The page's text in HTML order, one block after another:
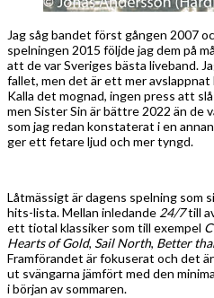
Jag såg bandet först gången 2007
spelningen 2015 följde jag dem på
att de var Sveriges bästa liveband.
fallet, men det är ett mer avslappnat
Kalla det mognad, ingen press att
men Sister Sin är bättre 2022 än de
som jag redan konstaterat i en
ger ett fetare ljud och mer tyngd.
Låtmässigt är dagens spelning som
hits-lista. Mellan inledande 24/7till
ett tiotal klassiker som till exempel
Hearts of Gold, Sail North, Better
Framförandet är fokuserat och det
ut svängarna jämfört med den
i början av sommaren.